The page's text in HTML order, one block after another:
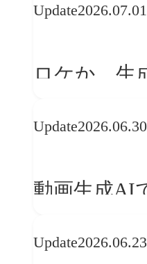
との接点を
Update2026.07.01
ロケか、生
おける「意
Update2026.06.30
動画生成AI
伸吾が語る
Update2026.06.23